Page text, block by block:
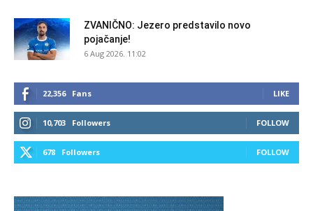
ZVANIČNO: Jezero predstavilo novo
pojačanje!
6 Aug 2026. 11:02
22,356 Fans LIKE
10,703 Followers FOLLOW
678 Followers FOLLOW